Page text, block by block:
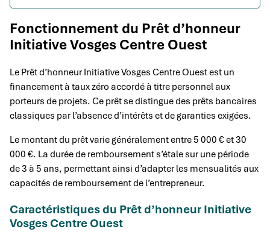
Fonctionnement du Prêt d’honneur
Initiative Vosges Centre Ouest
Le Prêt d’honneur Initiative Vosges Centre Ouest est un
financement à taux zéro accordé à titre personnel aux
porteurs de projets. Ce prêt se distingue des prêts bancaires
classiques par l’absence d’intérêts et de garanties exigées.
Le montant du prêt varie généralement entre 5 000 € et 30
000 €. La durée de remboursement s’étale sur une période
de 3 à 5 ans, permettant ainsi d’adapter les mensualités aux
capacités de remboursement de l’entrepreneur.
Caractéristiques du Prêt d’honneur Initiative
Vosges Centre Ouest